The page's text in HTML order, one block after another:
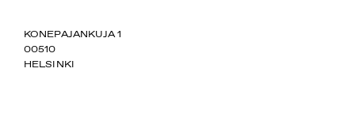
SUOMIAREENA
KONEPAJANKUJA 1
00510
HELSINKI